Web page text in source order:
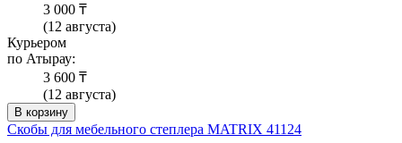
3 000 ₸
(12 августа)
Курьером
по Атырау:
3 600 ₸
(12 августа)
В корзину
Скобы для мебельного степлера MATRIX 41124